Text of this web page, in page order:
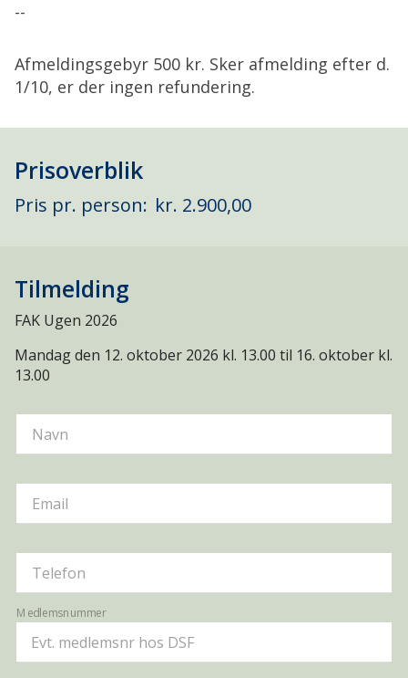
--
Afmeldingsgebyr 500 kr. Sker afmelding efter d.
1/10, er der ingen refundering.
Prisoverblik
Pris pr. person: kr. 2.900,00
Tilmelding
FAK Ugen 2026
Mandag den 12. oktober 2026 kl. 13.00 til 16. oktober kl.
13.00
Navn
Email
Telefon
Medlemsnummer